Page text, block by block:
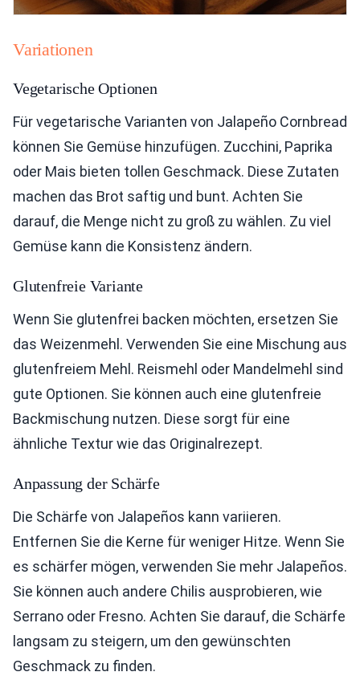
Variationen
Vegetarische Optionen
Für vegetarische Varianten von Jalapeño Cornbread
können Sie Gemüse hinzufügen. Zucchini, Paprika
oder Mais bieten tollen Geschmack. Diese Zutaten
machen das Brot saftig und bunt. Achten Sie
darauf, die Menge nicht zu groß zu wählen. Zu viel
Gemüse kann die Konsistenz ändern.
Glutenfreie Variante
Wenn Sie glutenfrei backen möchten, ersetzen Sie
das Weizenmehl. Verwenden Sie eine Mischung aus
glutenfreiem Mehl. Reismehl oder Mandelmehl sind
gute Optionen. Sie können auch eine glutenfreie
Backmischung nutzen. Diese sorgt für eine
ähnliche Textur wie das Originalrezept.
Anpassung der Schärfe
Die Schärfe von Jalapeños kann variieren.
Entfernen Sie die Kerne für weniger Hitze. Wenn Sie
es schärfer mögen, verwenden Sie mehr Jalapeños.
Sie können auch andere Chilis ausprobieren, wie
Serrano oder Fresno. Achten Sie darauf, die Schärfe
langsam zu steigern, um den gewünschten
Geschmack zu finden.